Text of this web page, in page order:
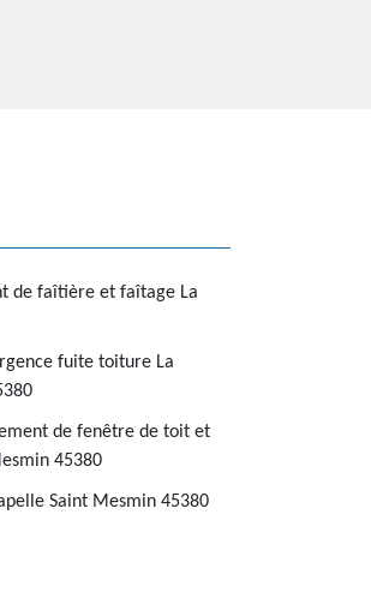
de faîtière et faîtage La
fuite toiture La
de fenêtre de toit et
45380
Saint Mesmin 45380